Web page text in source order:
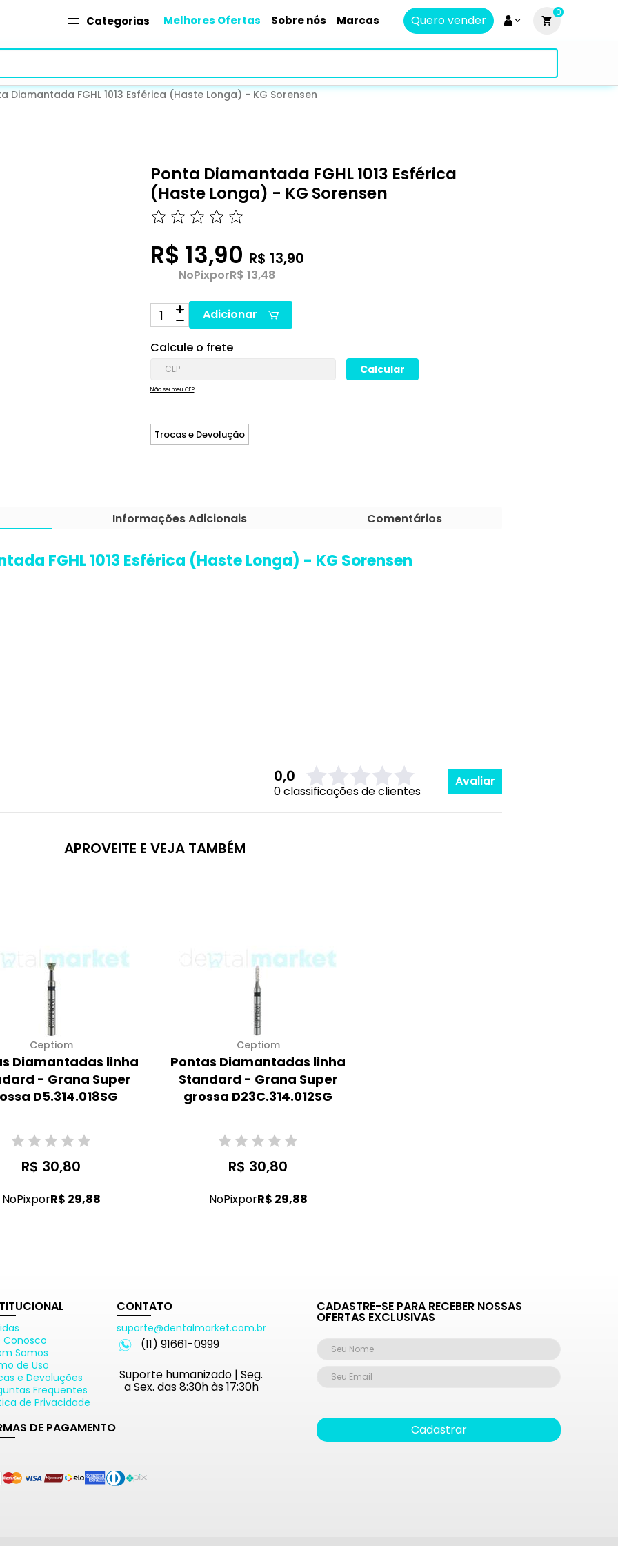
Categorias Melhores Ofertas Sobre nós Marcas Quero vender
0
Diamantada FGHL 1013 Esférica (Haste Longa) - KG Sorensen
Ponta Diamantada FGHL 1013 Esférica
(Haste Longa) - KG Sorensen
R$ 13,90 R$ 13,90
NoPixporR$ 13,48
Adicionar
Calcule o frete
Não sei meu CEP
Trocas e Devolução
Informações Adicionais Comentários
FGHL 1013 Esférica (Haste Longa) - KG Sorensen
0,0
0 classificações de clientes
Avaliar
APROVEITE E VEJA TAMBÉM
Ceptiom
Diamantadas linha
- Grana Super
D5.314.018SG
R$ 30,80
NoPixporR$ 29,88
Ceptiom
Pontas Diamantadas linha
Standard - Grana Super
grossa D23C.314.012SG
R$ 30,80
NoPixporR$ 29,88
Conosco
Somos
de Uso
e Devoluções
Frequentes
de Privacidade
CONTATO
suporte@dentalmarket.com.br
(11) 91661-0999
Suporte humanizado | Seg.
a Sex. das 8:30h às 17:30h
DE PAGAMENTO
CADASTRE-SE PARA RECEBER NOSSAS
OFERTAS EXCLUSIVAS
Cadastrar